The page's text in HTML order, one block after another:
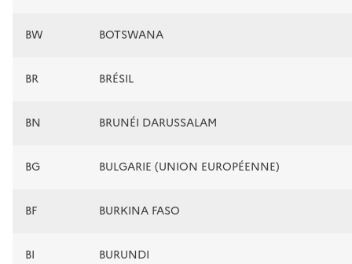
BW BOTSWANA
BR BRÉSIL
BN BRUNÉI DARUSSALAM
BG BULGARIE (UNION EUROPÉENNE)
BF BURKINA FASO
BI BURUNDI